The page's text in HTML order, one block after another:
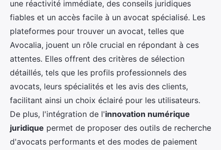
une réactivité immédiate, des conseils juridiques
fiables et un accès facile à un avocat spécialisé. Les
plateformes pour trouver un avocat, telles que
Avocalia, jouent un rôle crucial en répondant à ces
attentes. Elles offrent des critères de sélection
détaillés, tels que les profils professionnels des
avocats, leurs spécialités et les avis des clients,
facilitant ainsi un choix éclairé pour les utilisateurs.
De plus, l'intégration de l'innovation numérique
juridique permet de proposer des outils de recherche
d'avocats performants et des modes de paiement